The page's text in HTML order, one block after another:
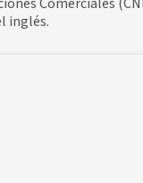
inglés.